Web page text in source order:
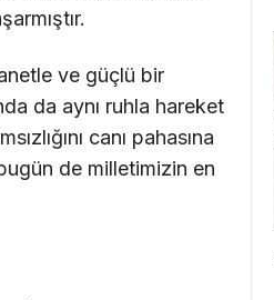
ve güçlü bir
da aynı ruhla hareket
canı pahasına
de milletimizin en